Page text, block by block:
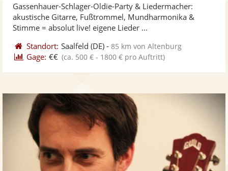
Gassenhauer-Schlager-Oldie-Party & Liedermacher:
akustische Gitarre, Fußtrommel, Mundharmonika &
Stimme = absolut live! eigene Lieder ...
Standort: Saalfeld (DE) -85 km von Altenburg
Gage: €€ (ca. 500 € - 1800 € pro Auftritt)